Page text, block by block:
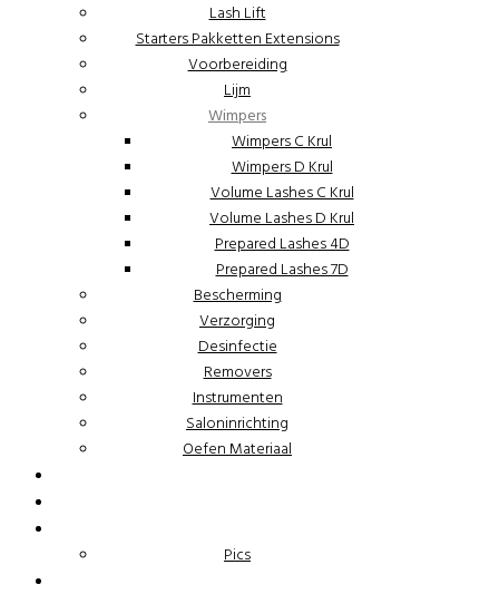
Lash Lift
Starters Pakketten Extensions
Voorbereiding
Lijm
Wimpers
Wimpers C Krul
Wimpers D Krul
Volume Lashes C Krul
Volume Lashes D Krul
Prepared Lashes 4D
Prepared Lashes 7D
Bescherming
Verzorging
Desinfectie
Removers
Instrumenten
Saloninrichting
Oefen Materiaal
Pics